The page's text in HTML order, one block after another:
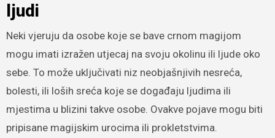
ljudi
Neki vjeruju da osobe koje se bave crnom magijom
mogu imati izražen utjecaj na svoju okolinu ili ljude oko
sebe. To može uključivati niz neobjašnjivih nesreća,
bolesti, ili loših sreća koje se događaju ljudima ili
mjestima u blizini takve osobe. Ovakve pojave mogu biti
pripisane magijskim urocima ili prokletstvima.